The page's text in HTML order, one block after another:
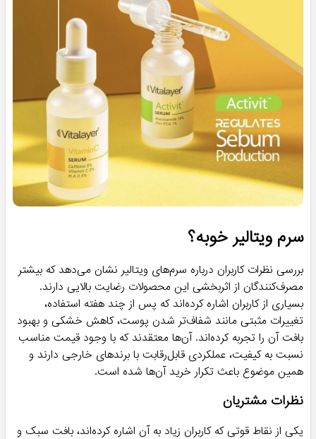
سرم ویتالیر خوبه؟
بررسی نظرات کاربران درباره سرم‌های ویتالیر نشان می‌دهد که بیشتر
مصرف‌کنندگان از اثربخشی این محصولات رضایت بالایی دارند.
بسیاری از کاربران اشاره کرده‌اند که پس از چند هفته استفاده،
تغییرات مثبتی مانند شفاف‌تر شدن پوست، کاهش خشکی و بهبود
بافت آن را تجربه کرده‌اند. آن‌ها معتقدند که با وجود قیمت مناسب
نسبت به کیفیت، عملکردی قابل‌رقابت با برندهای خارجی دارند و
همین موضوع باعث تکرار خرید آن‌ها شده است.
نظرات مشتریان
یکی از نقاط قوتی که کاربران زیاد به آن اشاره کرده‌اند، بافت سبک و